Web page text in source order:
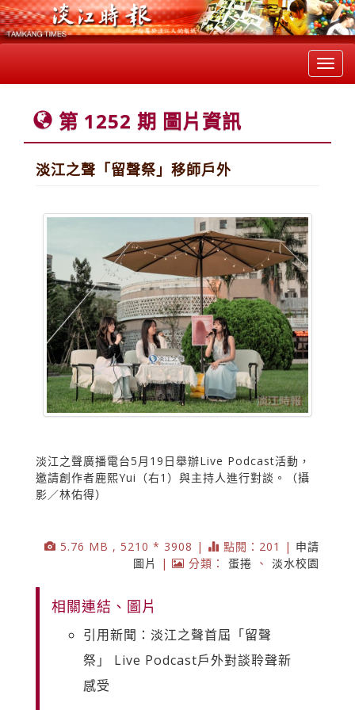
第 1252 期 圖片資訊
淡江之聲「留聲祭」移師戶外
淡江之聲廣播電台5月19日舉辦Live Podcast活動，
邀請創作者鹿熙Yui（右1）與主持人進行對談。（攝
影／林佑得）
5.76 MB , 5210 * 3908 | 點閱：201 | 申請
圖片
| 分類： 蛋捲 、 淡水校園
相關連結、圖片
引用新聞：淡江之聲首屆「留聲
祭」 Live Podcast戶外對談聆聲新
感受